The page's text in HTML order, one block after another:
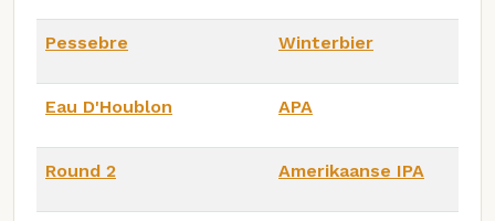
Pessebre Winterbier
Eau D'Houblon APA
Round 2 Amerikaanse IPA